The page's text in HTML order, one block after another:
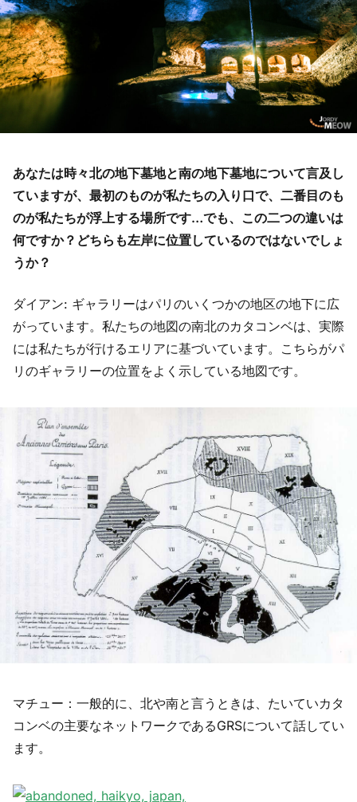
あなたは時々北の地下墓地と南の地下墓地について言及し
ていますが、最初のものが私たちの入り口で、二番目のも
のが私たちが浮上する場所です…でも、この二つの違いは
何ですか？どちらも左岸に位置しているのではないでしょ
うか？
ダイアン: ギャラリーはパリのいくつかの地区の地下に広
がっています。私たちの地図の南北のカタコンベは、実際
には私たちが行けるエリアに基づいています。こちらがパ
リのギャラリーの位置をよく示している地図です。
マチュー：一般的に、北や南と言うときは、たいていカタ
コンベの主要なネットワークであるGRSについて話してい
ます。